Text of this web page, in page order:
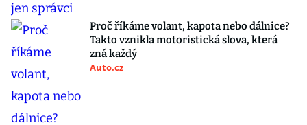
Proč říkáme volant, kapota nebo dálnice?
Takto vznikla motoristická slova, která
zná každý
Auto.cz